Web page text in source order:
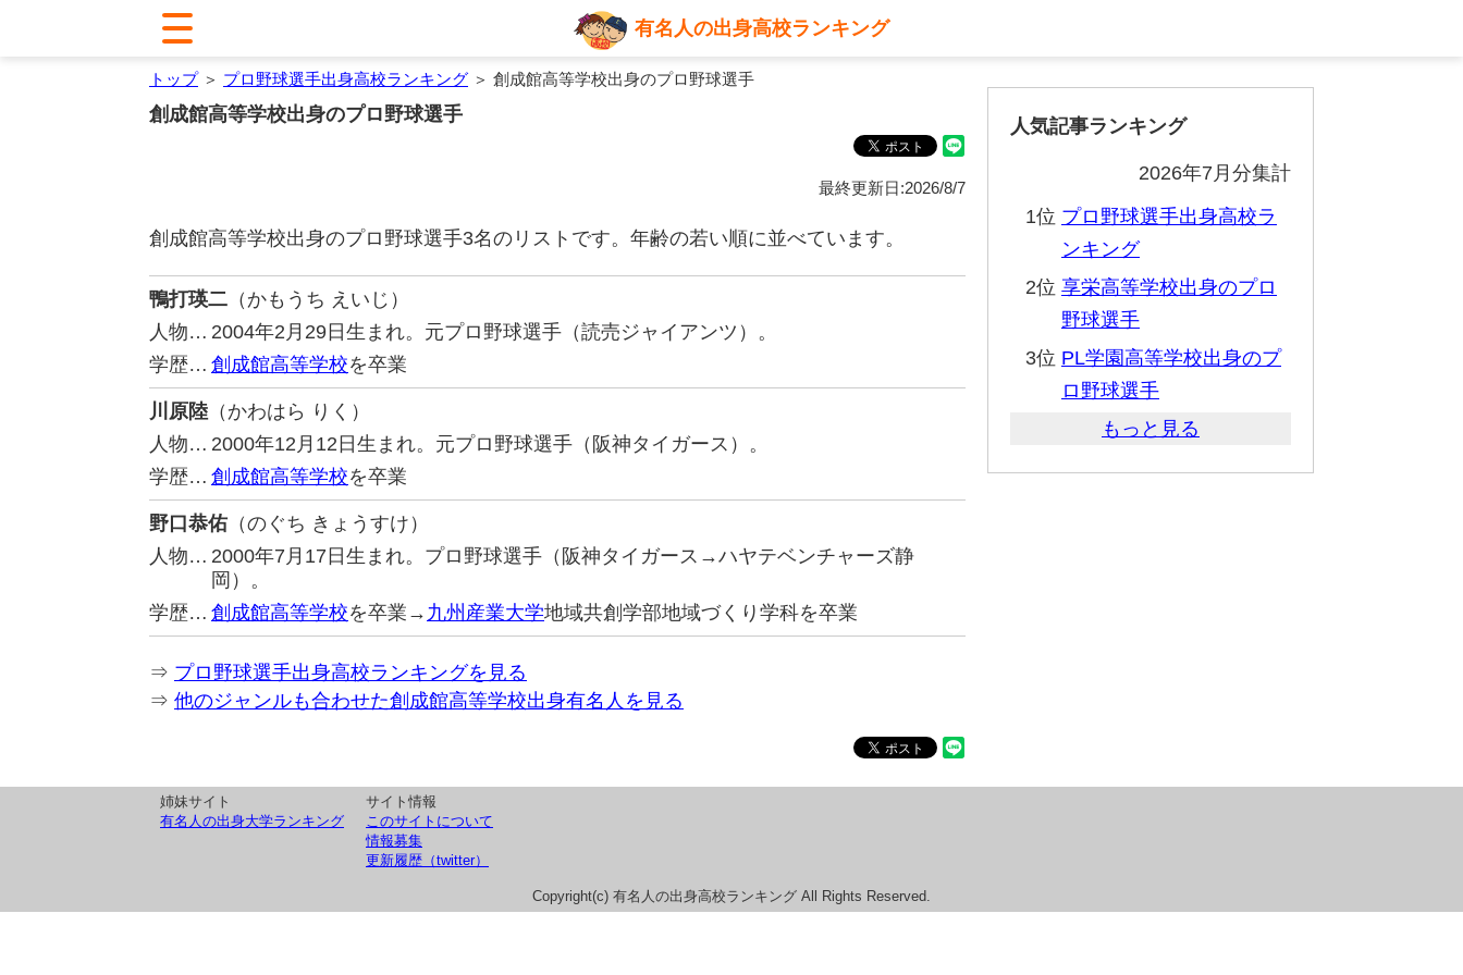
有名人の出身高校ランキング
トップ＞ プロ野球選手出身高校ランキング ＞ 創成館高等学校出身のプロ野球選手
創成館高等学校出身のプロ野球選手
最終更新日:2026/8/7
創成館高等学校出身のプロ野球選手3名のリストです。年齢の若い順に並べています。
鴨打瑛二 （かもうち えいじ）
人物… 2004年2月29日生まれ。元プロ野球選手（読売ジャイアンツ）。
学歴… 創成館高等学校を卒業
川原陸 （かわはら りく）
人物… 2000年12月12日生まれ。元プロ野球選手（阪神タイガース）。
学歴… 創成館高等学校を卒業
野口恭佑 （のぐち きょうすけ）
人物… 2000年7月17日生まれ。プロ野球選手（阪神タイガース→ハヤテベンチャーズ静
岡）。
学歴… 創成館高等学校を卒業→ 九州産業大学地域共創学部地域づくり学科を卒業
⇒ プロ野球選手出身高校ランキングを見る
⇒ 他のジャンルも合わせた創成館高等学校出身有名人を見る
人気記事ランキング
2026年7月分集計
1位 プロ野球選手出身高校ラ
ンキング
2位 享栄高等学校出身のプロ
野球選手
3位 PL学園高等学校出身のプ
ロ野球選手
もっと見る
姉妹サイト
有名人の出身大学ランキング
サイト情報
このサイトについて
情報募集
更新履歴（twitter）
Copyright(c) 有名人の出身高校ランキング All Rights Reserved.